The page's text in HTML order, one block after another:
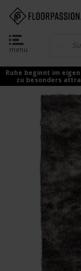
menu
Ruhe beginnt im
zu besonders